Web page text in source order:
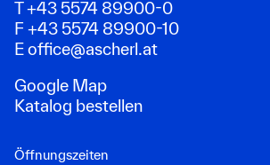
T +43 5574 89900-0
F +43 5574 89900-10
Eoffice@ascherl.at
Google Map
Katalog bestellen
Öffnungszeiten